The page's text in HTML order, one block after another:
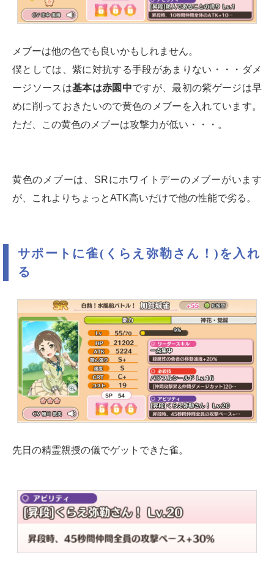
メブーは他の色でも良いかもしれません。
僕としては、紫に対抗する手段があまりない・・・ダメ
ージソースは基本は赤園中ですが、最初の紫ゲージは早
めに削っておきたいので黄色のメブーを入れています。
ただ、この黄色のメブーは攻撃力が低い・・・。
黄色のメブーは、SRにホワイトデーのメブーがいます
が、これよりちょっとATK高いだけで他の性能で劣る。
サポートに雀(くらえ弥勒さん！)を入れ
る
先日の精霊親授の儀でゲットできた雀。